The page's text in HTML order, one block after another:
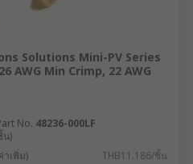
Solutions Mini-PV Series
AWG Min Crimp, 22 AWG
No. 48236-000LF
น)
เพิ่ม) THB11.186/ชิ้น